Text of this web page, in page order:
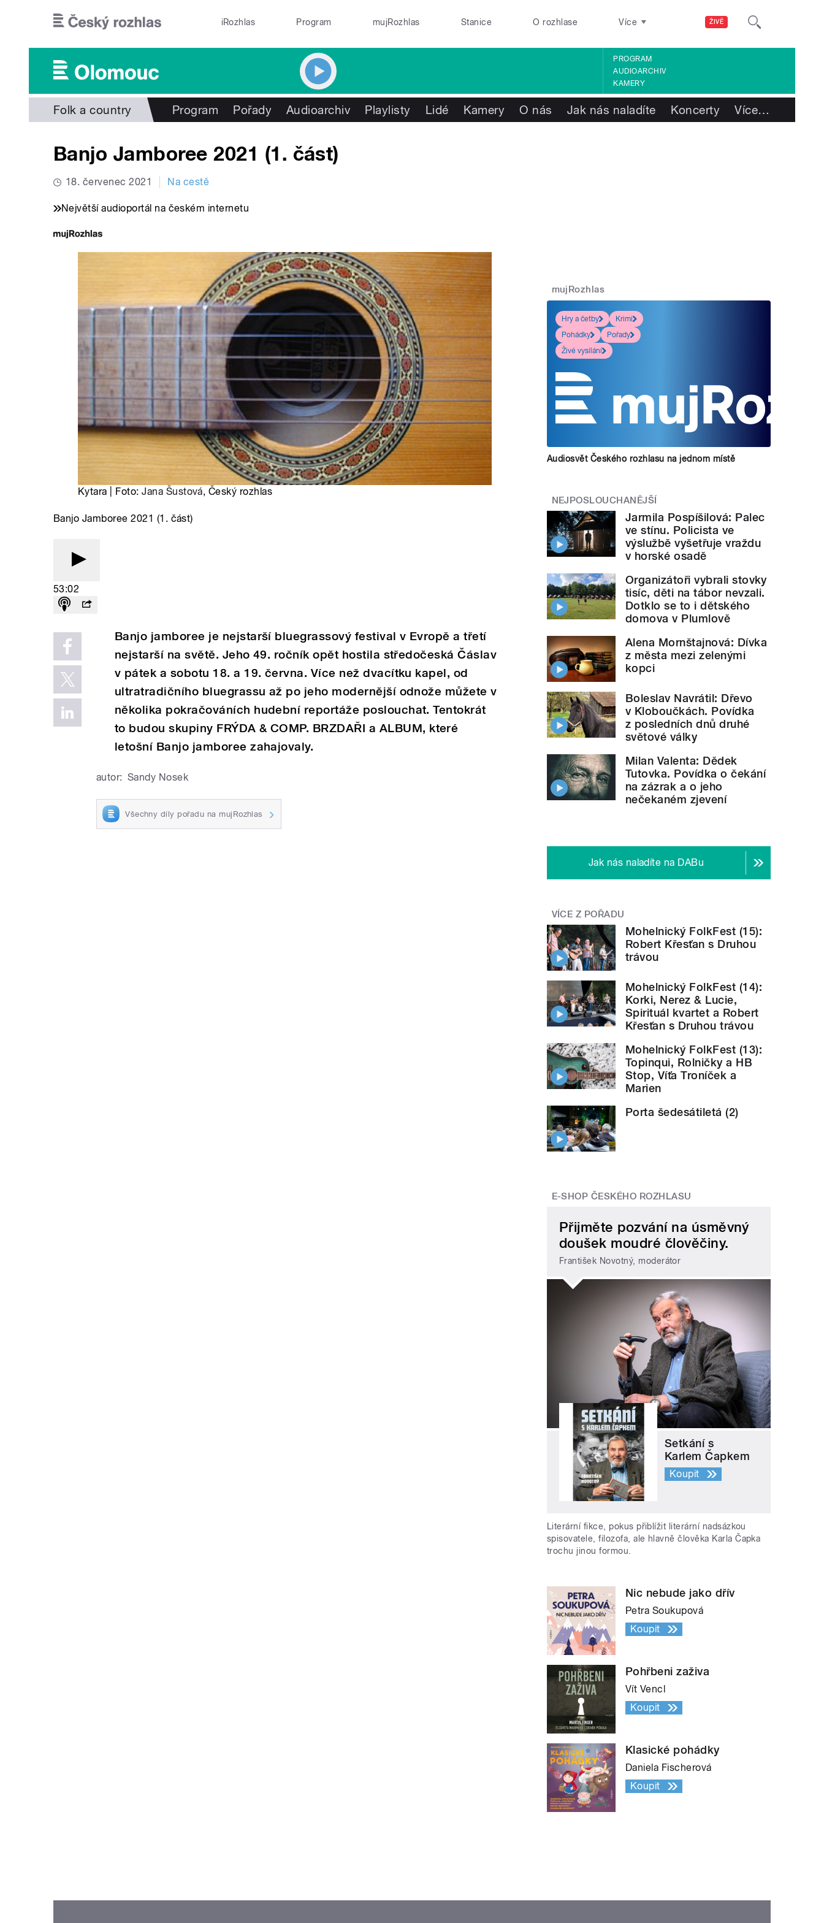
ŽIVĚ
iRozhlas Program mujRozhlas Stanice O rozhlase Více
PROGRAM
AUDIOARCHIV
KAMERY
Folk a country Program Pořady Audioarchiv Playlisty Lidé Kamery O nás Jak nás naladíte Koncerty Více…
Banjo Jamboree 2021 (1. část)
18. červenec 2021 Na cestě
Největší audioportál na českém internetu
Kytara | Foto:Jana Šustová, Český rozhlas
Banjo Jamboree 2021 (1. část)
53:02
Banjo jamboree je nejstarší bluegrassový festival v Evropě a třetí
nejstarší na světě. Jeho 49. ročník opět hostila středočeská Čáslav
v pátek a sobotu 18. a 19. června. Více než dvacítku kapel, od
ultratradičního bluegrassu až po jeho modernější odnože můžete v
několika pokračováních hudební reportáže poslouchat. Tentokrát
to budou skupiny FRÝDA & COMP. BRZDAŘI a ALBUM, které
letošní Banjo jamboree zahajovaly.
autor: Sandy Nosek
Všechny díly pořadu na mujRozhlas
mujRozhlas
Hry a četby
Krimi
Pohádky
Pořady
Živé vysílání
Audiosvět Českého rozhlasu na jednom místě
NEJPOSLOUCHANĚJŠÍ
Jarmila Pospíšilová: Palec
ve stínu. Policista ve
výslužbě vyšetřuje vraždu
v horské osadě
Organizátoři vybrali stovky
tisíc, děti na tábor nevzali.
Dotklo se to i dětského
domova v Plumlově
Alena Mornštajnová: Dívka
z města mezi zelenými
kopci
Boleslav Navrátil: Dřevo
v Kloboučkách. Povídka
z posledních dnů druhé
světové války
Milan Valenta: Dědek
Tutovka. Povídka o čekání
na zázrak a o jeho
nečekaném zjevení
Jak nás naladíte na DABu
VÍCE Z POŘADU
Mohelnický FolkFest (15):
Robert Křesťan s Druhou
trávou
Mohelnický FolkFest (14):
Korki, Nerez & Lucie,
Spirituál kvartet a Robert
Křesťan s Druhou trávou
Mohelnický FolkFest (13):
Topinqui, Rolničky a HB
Stop, Víťa Troníček a
Marien
Porta šedesátiletá (2)
E-SHOP ČESKÉHO ROZHLASU
Přijměte pozvání na úsměvný
doušek moudré člověčiny.
František Novotný, moderátor
Setkání s
Karlem Čapkem
Koupit
Literární fikce, pokus přiblížit literární nadsázkou
spisovatele, filozofa, ale hlavně člověka Karla Čapka
trochu jinou formou.
Nic nebude jako dřív
Petra Soukupová
Koupit
Pohřbeni zaživa
Vít Vencl
Koupit
Klasické pohádky
Daniela Fischerová
Koupit